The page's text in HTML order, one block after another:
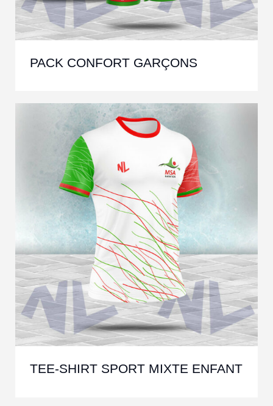
PACK CONFORT GARÇONS
TEE-SHIRT SPORT MIXTE ENFANT